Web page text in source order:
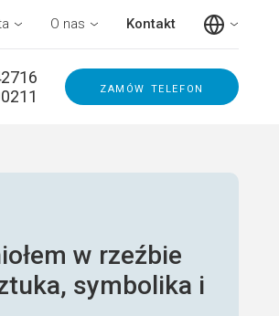
O nas Kontakt
zamów telefon
w rzeźbie
symbolika i